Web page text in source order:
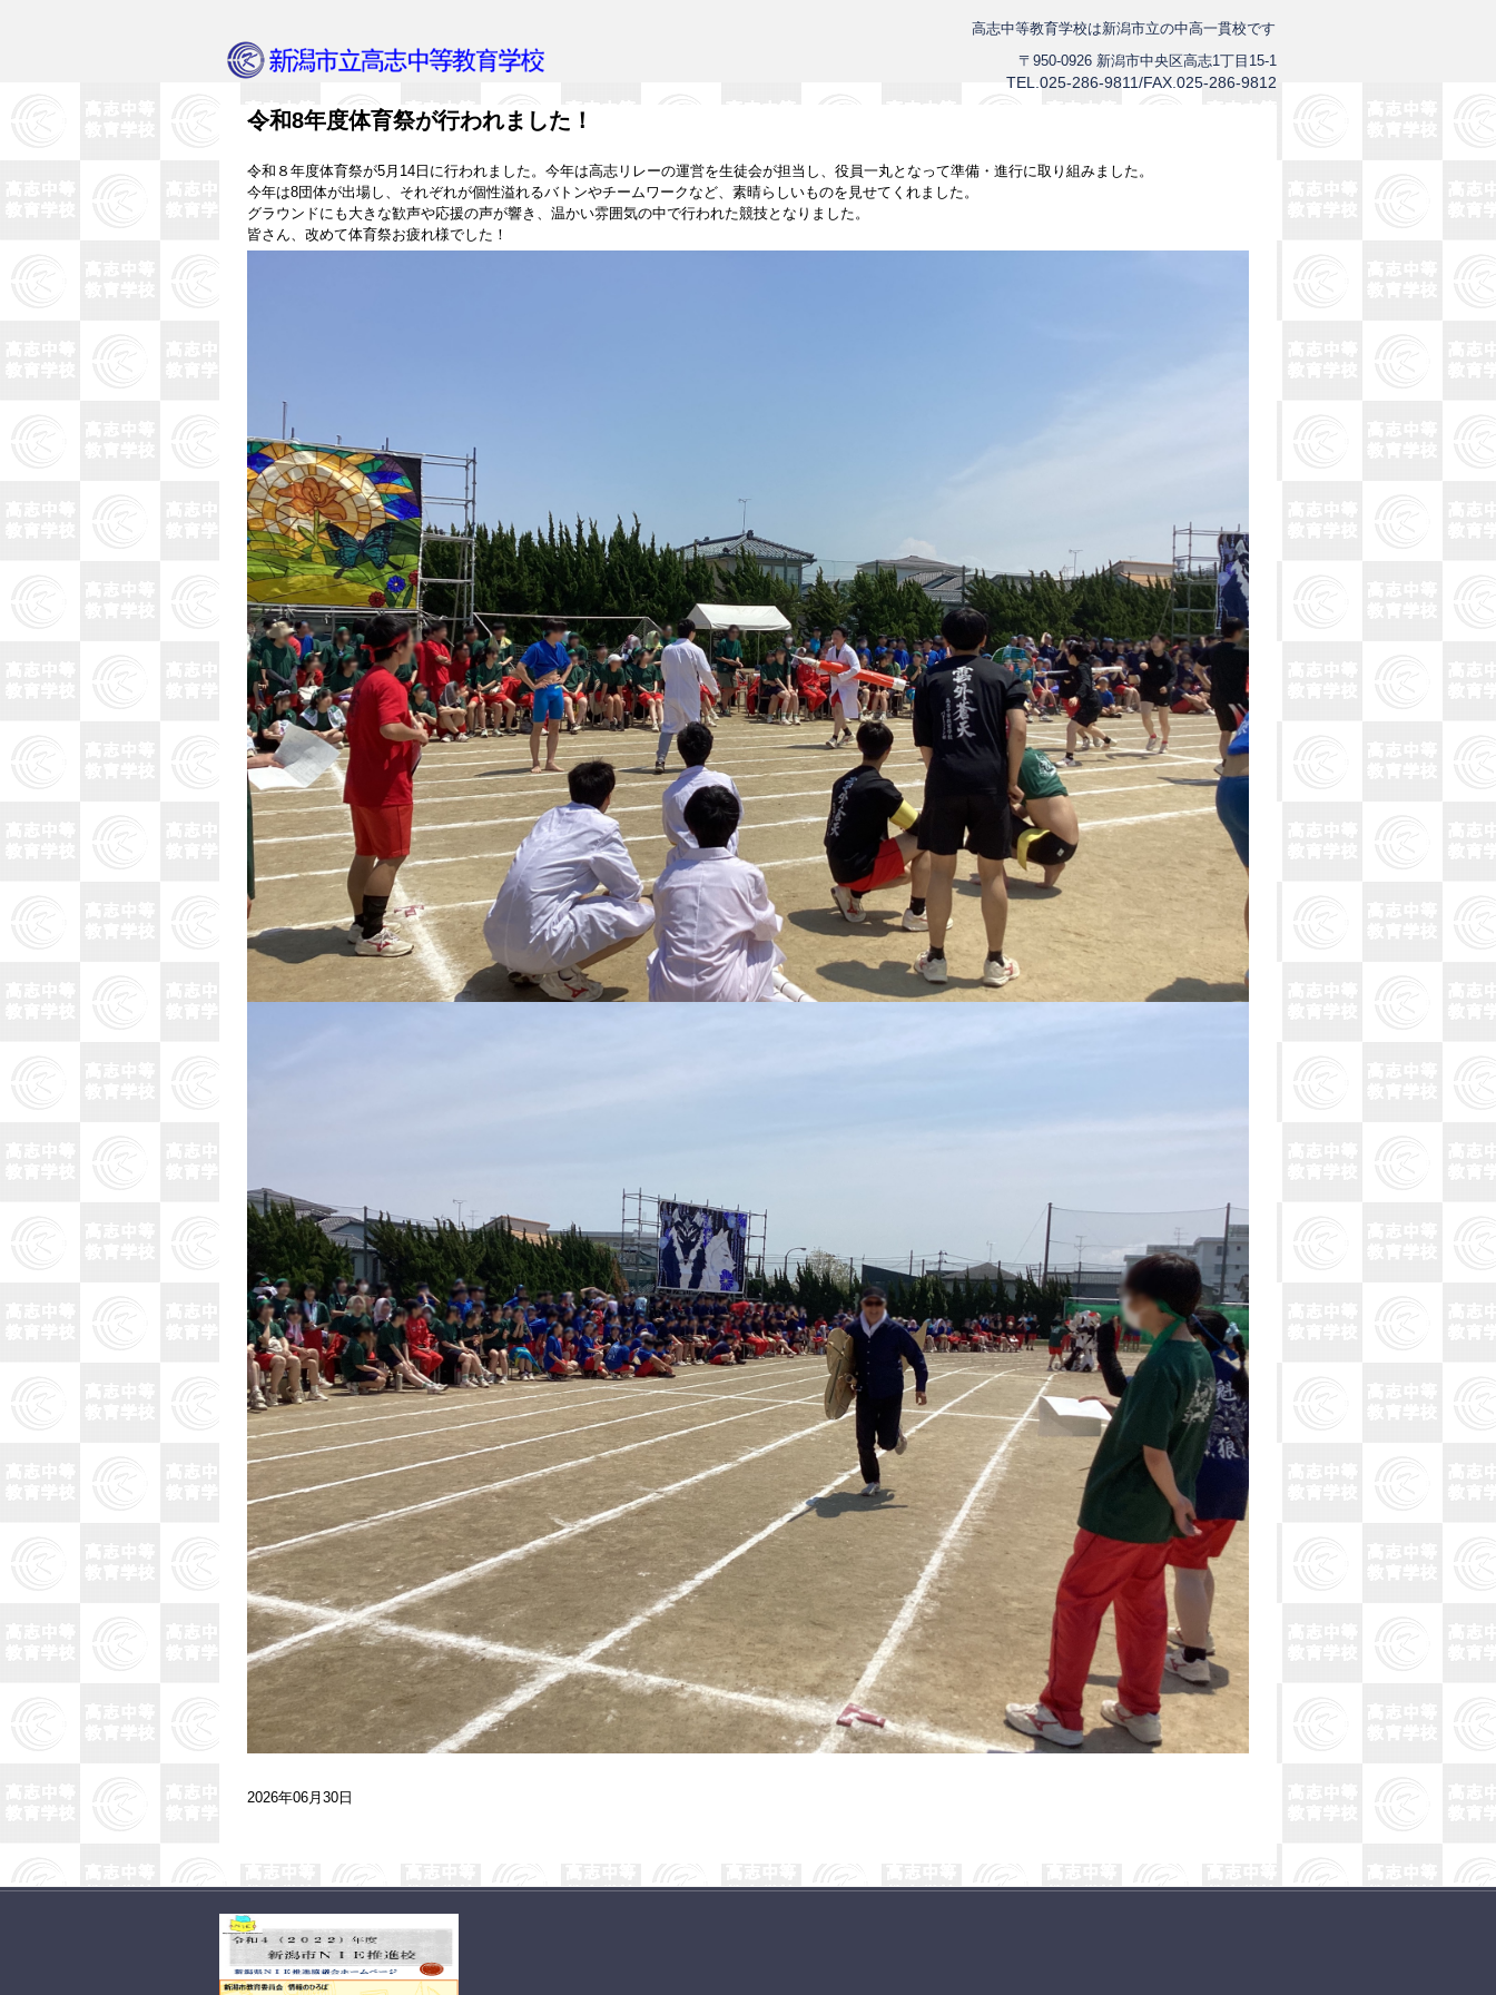
高志中等教育学校は新潟市立の中高一貫校です
〒950-0926 新潟市中央区高志1丁目15-1
TEL.025-286-9811/FAX.025-286-9812
令和8年度体育祭が行われました！
令和８年度体育祭が5月14日に行われました。今年は高志リレーの運営を生徒会が担当し、役員一丸となって準備・進行に取り組みました。
今年は8団体が出場し、それぞれが個性溢れるバトンやチームワークなど、素晴らしいものを見せてくれました。
グラウンドにも大きな歓声や応援の声が響き、温かい雰囲気の中で行われた競技となりました。
皆さん、改めて体育祭お疲れ様でした！
2026年06月30日